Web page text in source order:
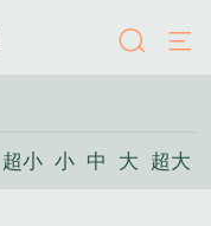
超小 小 中 大 超大